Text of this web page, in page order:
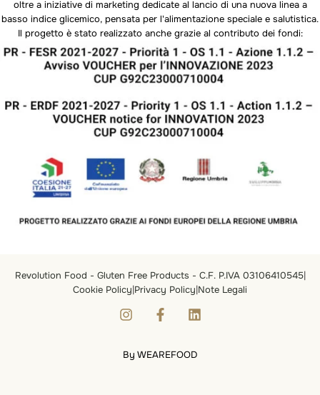
oltre a iniziative di marketing dedicate al lancio di una nuova linea a
basso indice glicemico, pensata per l'alimentazione speciale e salutistica.
Il progetto è stato realizzato anche grazie al contributo dei fondi:
Revolution Food - Gluten Free Products - C.F. P.IVA 03106410545|
Cookie Policy|Privacy Policy|Note Legali
By WEAREFOOD